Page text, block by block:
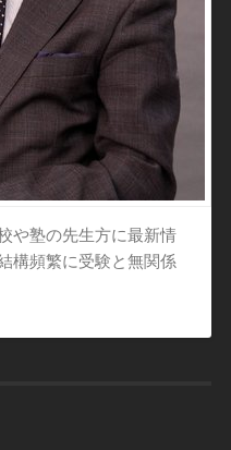
や塾の先生方に最新情
構頻繁に受験と無関係